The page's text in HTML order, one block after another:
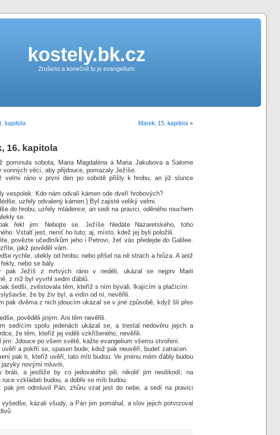
kostely.bk.cz
Zrušeno a konečně tu je evangelium
kapitola Marek, 15. kapitola »
16. kapitola
pominula sobota, Maria Magdaléna a Maria Jakubova a Salome
vonných věcí, aby přijdouce, pomazaly Ježíše.
velmi ráno v první den po sobotě přišly k hrobu, an již slunce
vespolek: Kdo nám odvalí kámen ode dveří hrobových?
uzřely odvalený kámen.) Byl zajisté veliký velmi.
do hrobu, uzřely mládence, an sedí na pravici, oděného rouchem
se.
řekl jim: Nebojte se. Ježíše hledáte Nazaretského, toho
Vstalť jest, neníť ho tuto; aj, místo, kdež jej byli položili.
povězte učedlníkům jeho i Petrovi, žeť vás předejde do Galilee.
jakž pověděl vám.
rychle, utekly od hrobu; nebo přišel na ně strach a hrůza. A aniž
nebo se bály.
pak Ježíš z mrtvých ráno v neděli, ukázal se nejprv Marii
z níž byl vyvrhl sedm ďáblů.
šedši, zvěstovala těm, kteříž s ním bývali, lkajícím a plačícím.
slyšavše, že by živ byl, a vidín od ní, nevěřili.
pak dvěma z nich jdoucím ukázal se v jiné způsobě, když šli přes
pověděli jiným. Ani těm nevěřili.
sedícím spolu jedenácti ukázal se, a trestal nedověru jejich a
že těm, kteříž jej viděli vzkříšeného, nevěřili.
jim: Jdouce po všem světě, kažte evangelium všemu stvoření.
uvěří a pokřtí se, spasen bude; kdož pak neuvěří, budeť zatracen.
pak ti, kteříž uvěří, tato míti budou: Ve jménu mém ďábly budou
novými mluviti,
bráti, a jestliže by co jedovatého pili, nikoliť jim neuškodí; na
ruce vzkládati budou, a dobře se míti budou.
pak jim odmluvil Pán, zhůru vzat jest do nebe, a sedí na pravici
vyšedše, kázali všudy, a Pán jim pomáhal, a slov jejich potvrzoval